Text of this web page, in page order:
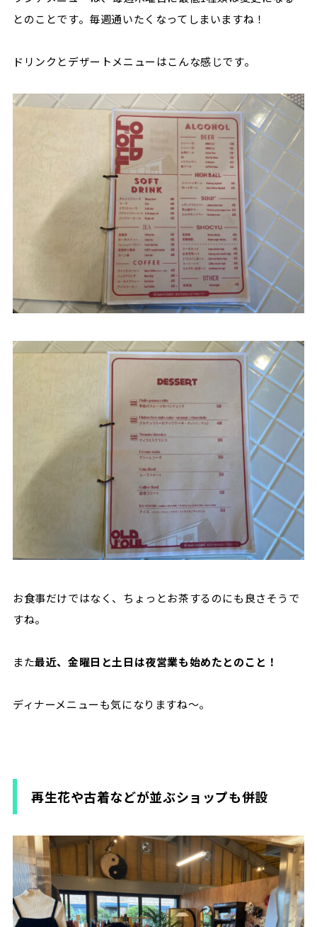
とのことです。 毎週通いたくなってしまいますね！
ドリンクとデザートメニューはこんな感じです。
お食事だけではなく、ちょっとお茶するのにも良さそうで
すね。
また最近、金曜日と土日は夜営業も始めたとのこと！
ディナーメニューも気になりますね〜。
再生花や古着などが並ぶショップも併設